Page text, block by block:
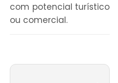
com potencial turístico
ou comercial.